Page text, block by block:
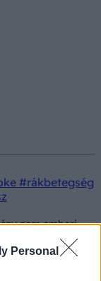
Personal
#rákbetegség
nem emberi
a testünkben -
vagyunk, mint